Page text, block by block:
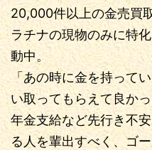
20,000件以上の金売買
ラチナの現物のみに特
動中。
「あの時に金を持って
い取ってもらえて良か
年金支給など先行き不
る人を輩出すべく、ゴ